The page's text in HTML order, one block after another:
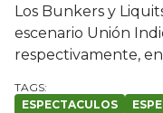
Los Bunkers y
escenario Unión
respectivamente,
ESPECTACULOS